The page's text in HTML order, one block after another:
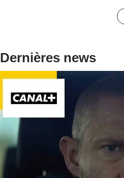
Dernières news